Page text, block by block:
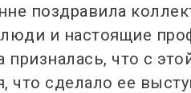
поздравила
и настоящие
что с
что сделало ее